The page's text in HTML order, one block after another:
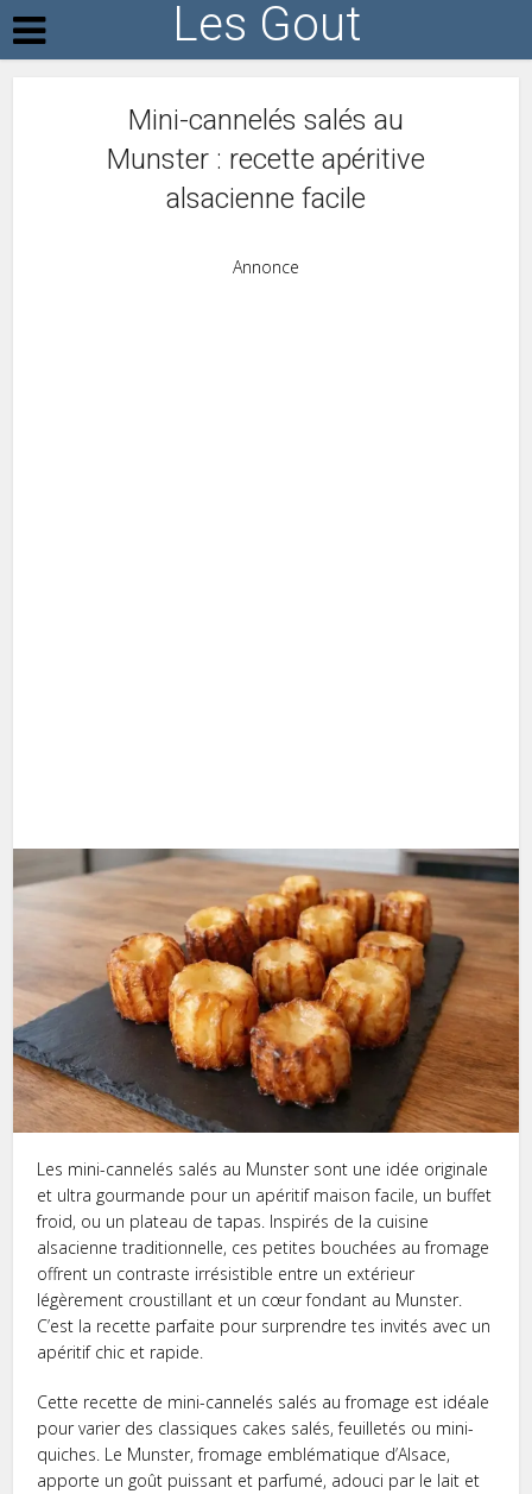
Les Gout
Mini-cannelés salés au
Munster : recette apéritive
alsacienne facile
Annonce
Les mini-cannelés salés au Munster sont une idée originale
et ultra gourmande pour un apéritif maison facile, un buffet
froid, ou un plateau de tapas. Inspirés de la cuisine
alsacienne traditionnelle, ces petites bouchées au fromage
offrent un contraste irrésistible entre un extérieur
légèrement croustillant et un cœur fondant au Munster.
C’est la recette parfaite pour surprendre tes invités avec un
apéritif chic et rapide.
Cette recette de mini-cannelés salés au fromage est idéale
pour varier des classiques cakes salés, feuilletés ou mini-
quiches. Le Munster, fromage emblématique d’Alsace,
apporte un goût puissant et parfumé, adouci par le lait et